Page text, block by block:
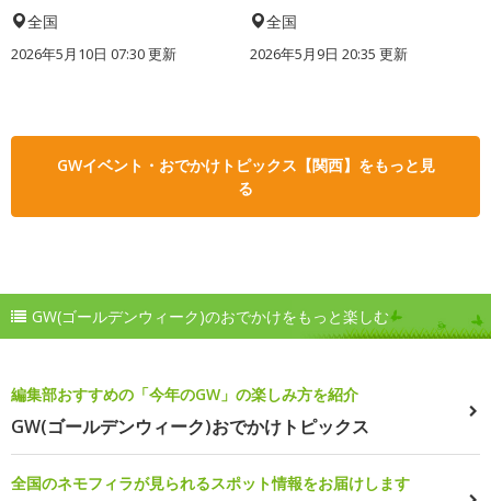
全国
2026年5月10日 07:30 更新
全国
2026年5月9日 20:35 更新
GWイベント・おでかけトピックス【関西】をもっと見
る
GW(ゴールデンウィーク)のおでかけをもっと楽しむ
編集部おすすめの「今年のGW」の楽しみ方を紹介
GW(ゴールデンウィーク)おでかけトピックス
全国のネモフィラが見られるスポット情報をお届けします